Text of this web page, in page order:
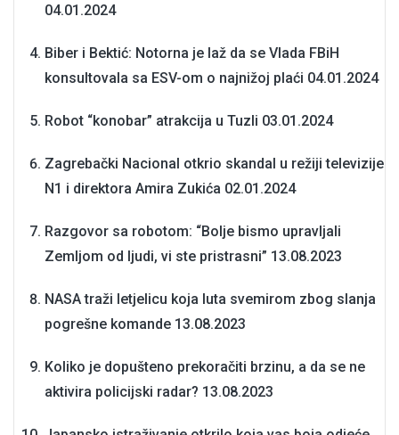
04.01.2024
Biber i Bektić: Notorna je laž da se Vlada FBiH
konsultovala sa ESV-om o najnižoj plaći 04.01.2024
Robot “konobar” atrakcija u Tuzli 03.01.2024
Zagrebački Nacional otkrio skandal u režiji televizije
N1 i direktora Amira Zukića 02.01.2024
Razgovor sa robotom: “Bolje bismo upravljali
Zemljom od ljudi, vi ste pristrasni” 13.08.2023
NASA traži letjelicu koja luta svemirom zbog slanja
pogrešne komande 13.08.2023
Koliko je dopušteno prekoračiti brzinu, a da se ne
aktivira policijski radar? 13.08.2023